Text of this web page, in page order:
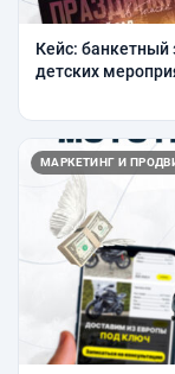
Кейс: банкетный
детских
МАРКЕТИНГ И